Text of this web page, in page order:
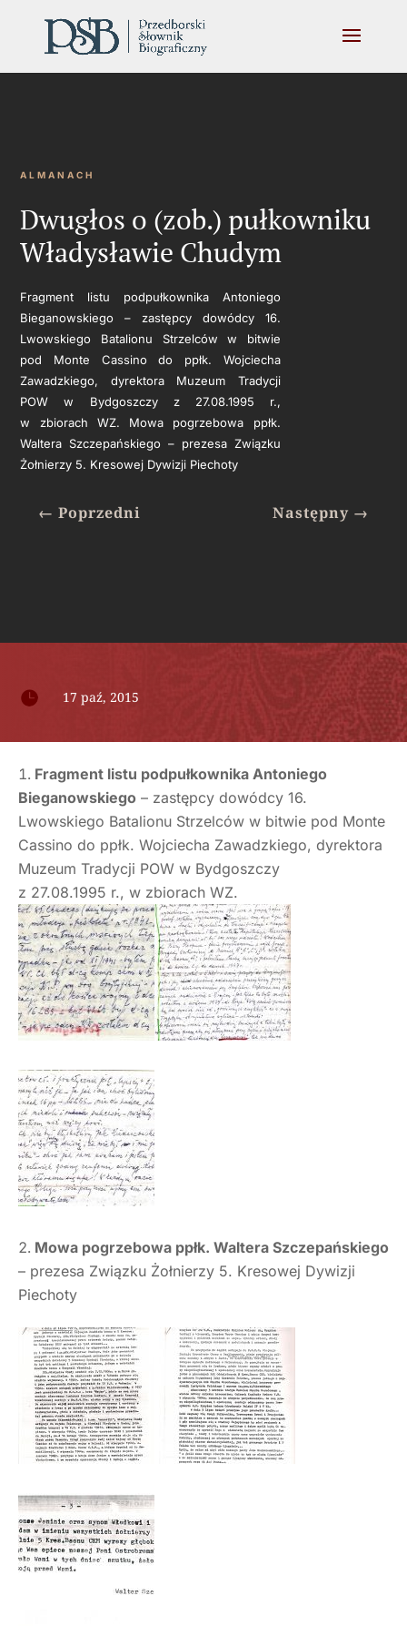
ALMANACH
Dwugłos o (zob.) pułkowniku
Władysławie Chudym
Fragment listu podpułkownika Antoniego
Bieganowskiego – zastępcy dowódcy 16.
Lwowskiego Batalionu Strzelców w bitwie
pod Monte Cassino do ppłk. Wojciecha
Zawadzkiego, dyrektora Muzeum Tradycji
POW w Bydgoszczy z 27.08.1995 r.,
w zbiorach WZ. Mowa pogrzebowa ppłk.
Waltera Szczepańskiego – prezesa Związku
Żołnierzy 5. Kresowej Dywizji Piechoty
←Poprzedni Następny→
 17 paź, 2015
Fragment listu podpułkownika Antoniego
Bieganowskiego – zastępcy dowódcy 16.
Lwowskiego Batalionu Strzelców w bitwie pod Monte
Cassino do ppłk. Wojciecha Zawadzkiego, dyrektora
Muzeum Tradycji POW w Bydgoszczy
z 27.08.1995 r., w zbiorach WZ.
Mowa pogrzebowa ppłk. Waltera Szczepańskiego
– prezesa Związku Żołnierzy 5. Kresowej Dywizji
Piechoty